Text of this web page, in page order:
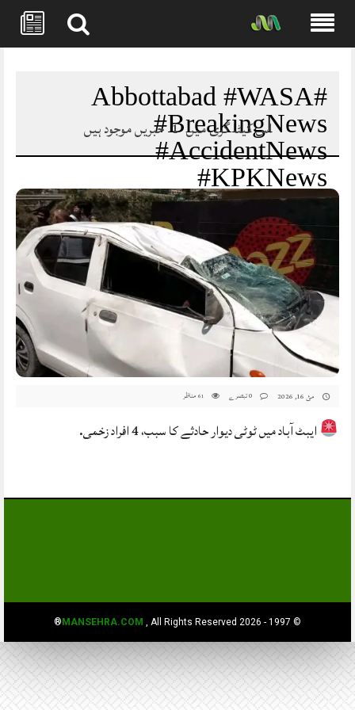
#Abbottabad #WASA
#BreakingNews
#AccidentNews
#KPKNews
#AbbottabadNews
#Trending #DMMWORLD
#MansehraDotCom
اس کیٹا گری میں 1 خبریں موجود ہیں
مئ 16, 2026 61 مناظر
ایبٹ آباد میں ٹوٹی دیوار حادثے کا سبب، 4 افراد زخمی.
© 1997 - 2026
MANSEHRA.COM , All Rights Reserved®